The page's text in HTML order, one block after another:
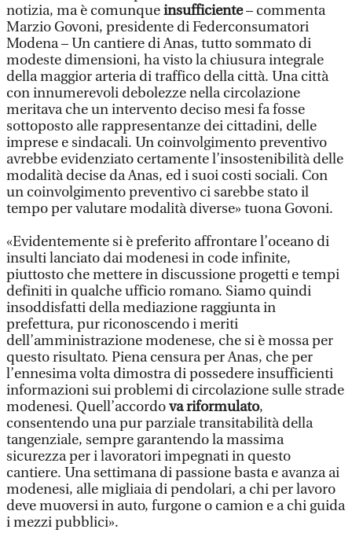
notizia, ma è comunqueinsufficiente– commenta
Marzio Govoni, presidente di Federconsumatori
Modena – Un cantiere di Anas, tutto sommato di
modeste dimensioni, ha visto la chiusura integrale
della maggior arteria di traffico della città. Una città
con innumerevoli debolezze nella circolazione
meritava che un intervento deciso mesi fa fosse
sottoposto alle rappresentanze dei cittadini, delle
imprese e sindacali. Un coinvolgimento preventivo
avrebbe evidenziato certamente l’insostenibilità delle
modalità decise da Anas, ed i suoi costi sociali. Con
un coinvolgimento preventivo ci sarebbe stato il
tempo per valutare modalità diverse» tuona Govoni.
«Evidentemente si è preferito affrontare l’oceano di
insulti lanciato dai modenesi in code infinite,
piuttosto che mettere in discussione progetti e tempi
definiti in qualche ufficio romano. Siamo quindi
insoddisfatti della mediazione raggiunta in
prefettura, pur riconoscendo i meriti
dell’amministrazione modenese, che si è mossa per
questo risultato. Piena censura per Anas, che per
l’ennesima volta dimostra di possedere insufficienti
informazioni sui problemi di circolazione sulle strade
modenesi. Quell’accordova riformulato,
consentendo una pur parziale transitabilità della
tangenziale, sempre garantendo la massima
sicurezza per i lavoratori impegnati in questo
cantiere. Una settimana di passione basta e avanza ai
modenesi, alle migliaia di pendolari, a chi per lavoro
deve muoversi in auto, furgone o camion e a chi guida
i mezzi pubblici».